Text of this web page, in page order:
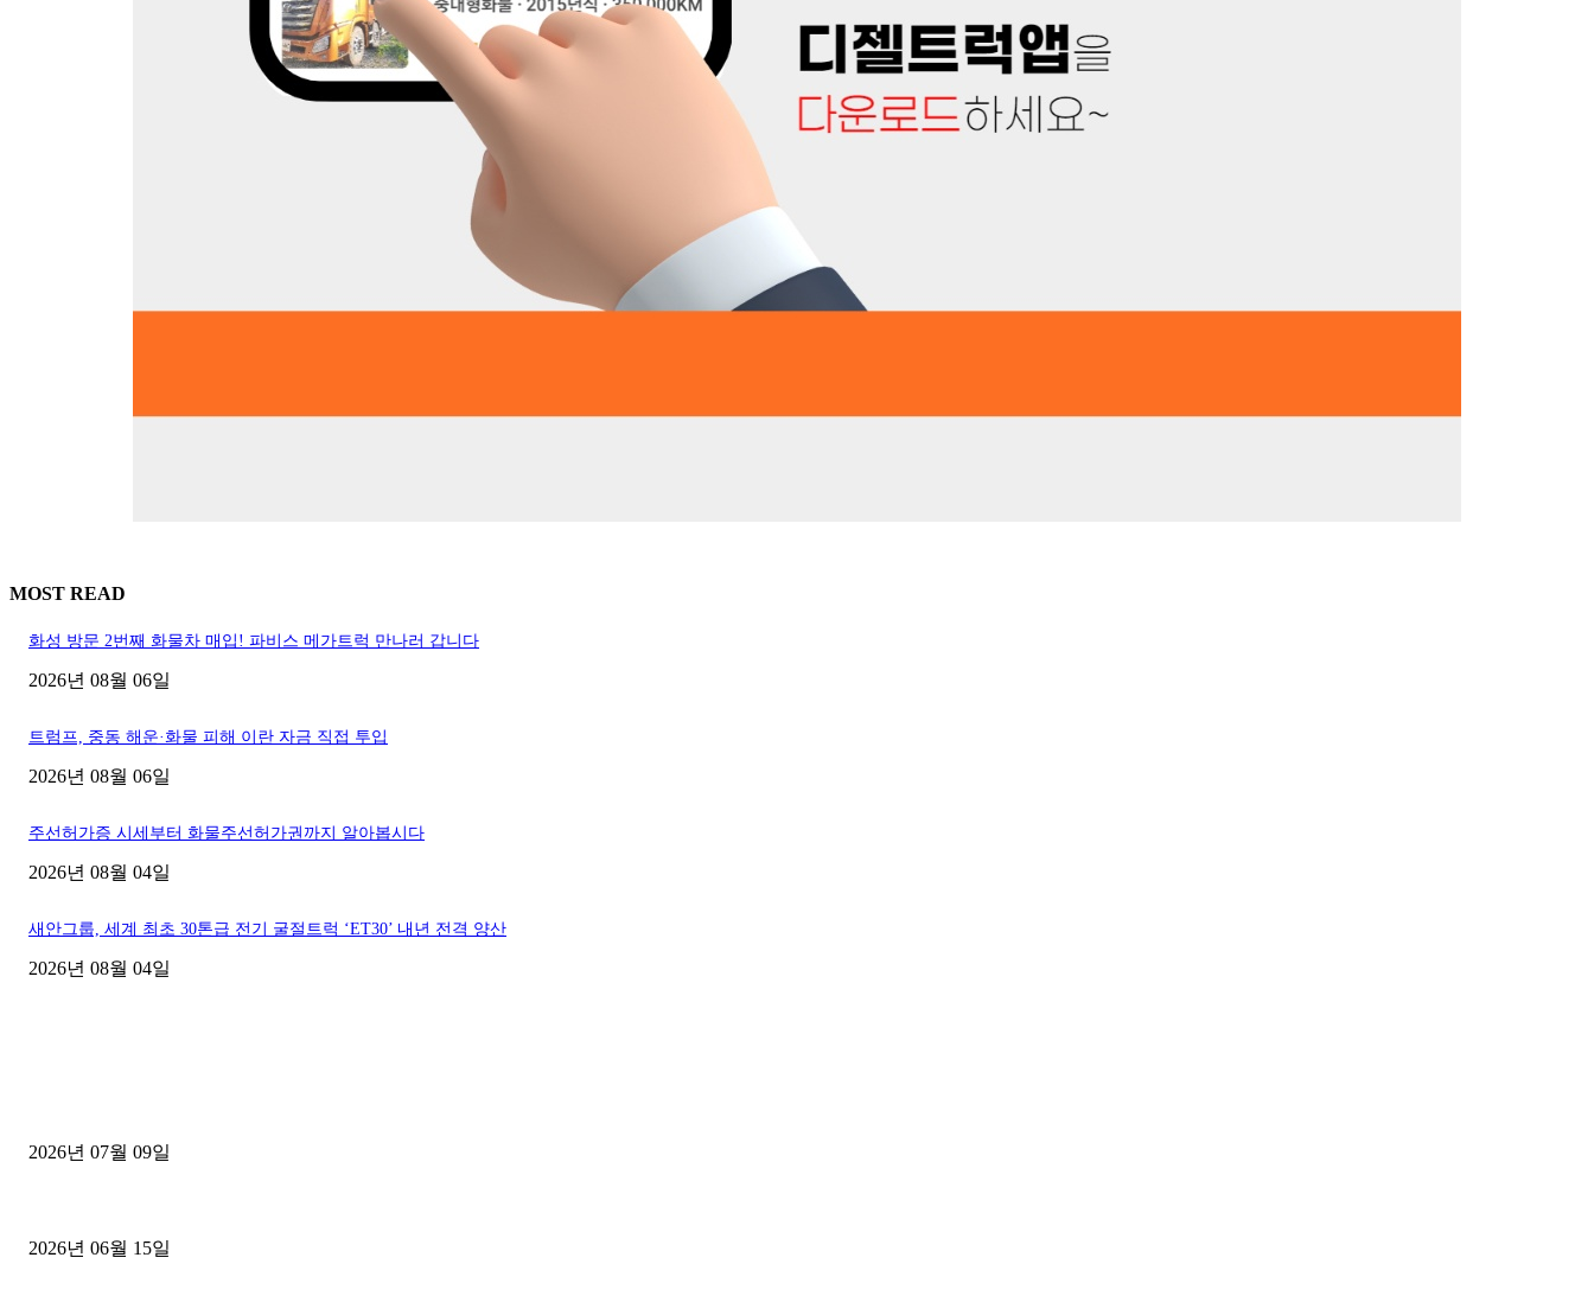
MOST READ
화성 방문 2번째 화물차 매입! 파비스 메가트럭 만나러 갑니다
2026년 08월 06일
트럼프, 중동 해운·화물 피해 이란 자금 직접 투입
2026년 08월 06일
주선허가증 시세부터 화물주선허가권까지 알아봅시다
2026년 08월 04일
새안그룹, 세계 최초 30톤급 전기 굴절트럭 ‘ET30’ 내년 전격 양산
2026년 08월 04일
2026년 07월 09일
2026년 06월 15일